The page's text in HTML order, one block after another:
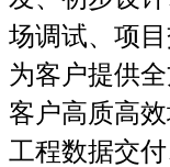
场调试、项
为客户提供
客户高质高
工程数据交付